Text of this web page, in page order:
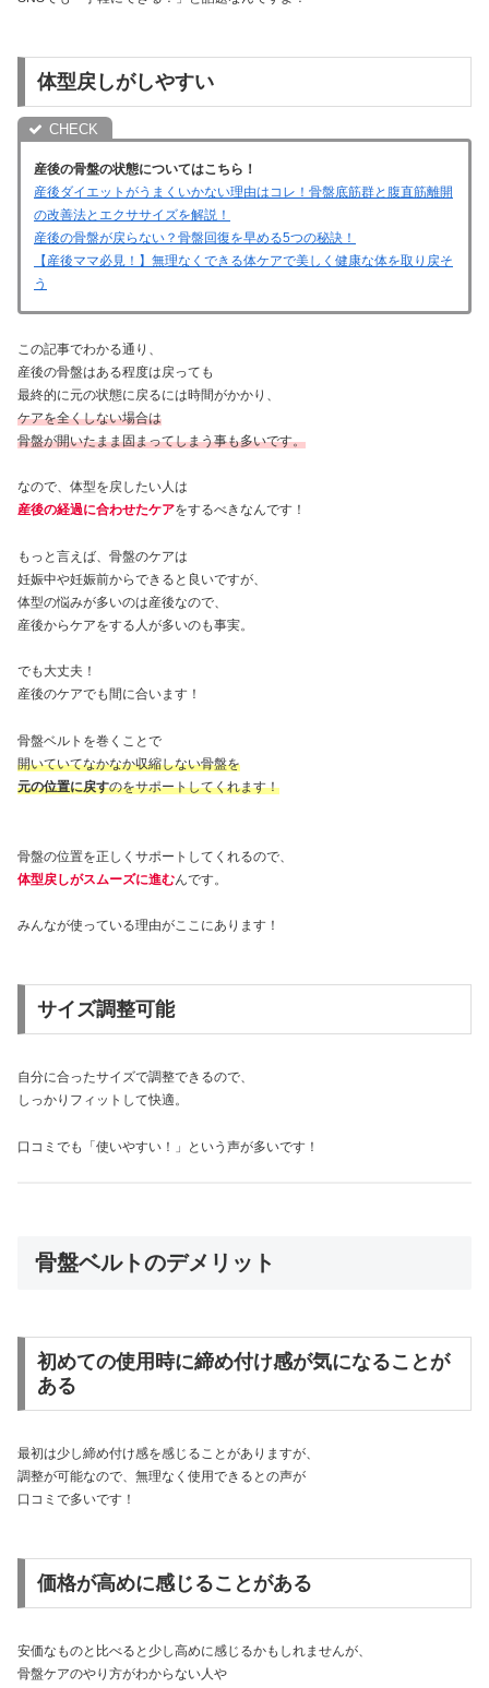
体型戻しがしやすい
産後の骨盤の状態についてはこちら！
産後ダイエットがうまくいかない理由はコレ！骨盤底筋群と腹直筋離開
の改善法とエクササイズを解説！
産後の骨盤が戻らない？骨盤回復を早める5つの秘訣！
【産後ママ必見！】無理なくできる体ケアで美しく健康な体を取り戻そ
う
この記事でわかる通り、
産後の骨盤はある程度は戻っても
最終的に元の状態に戻るには時間がかかり、
ケアを全くしない場合は
骨盤が開いたまま固まってしまう事も多いです。
なので、体型を戻したい人は
産後の経過に合わせたケアをするべきなんです！
もっと言えば、骨盤のケアは
妊娠中や妊娠前からできると良いですが、
体型の悩みが多いのは産後なので、
産後からケアをする人が多いのも事実。
でも大丈夫！
産後のケアでも間に合います！
骨盤ベルトを巻くことで
開いていてなかなか収縮しない骨盤を
元の位置に戻すのをサポートしてくれます！
骨盤の位置を正しくサポートしてくれるので、
体型戻しがスムーズに進むんです。
みんなが使っている理由がここにあります！
サイズ調整可能
自分に合ったサイズで調整できるので、
しっかりフィットして快適。
口コミでも「使いやすい！」という声が多いです！
骨盤ベルトのデメリット
初めての使用時に締め付け感が気になることが
ある
最初は少し締め付け感を感じることがありますが、
調整が可能なので、無理なく使用できるとの声が
口コミで多いです！
価格が高めに感じることがある
安価なものと比べると少し高めに感じるかもしれませんが、
骨盤ケアのやり方がわからない人や